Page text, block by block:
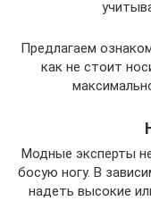
Предлагаем
как не стоит
Модные эксперты
босую ногу. В
надеть высокие